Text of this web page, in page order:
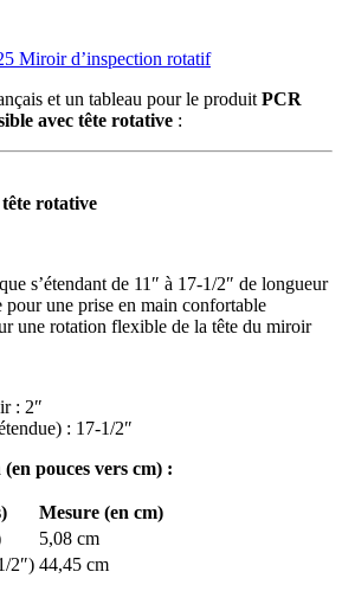
Miroir d’inspection rotatif
et un tableau pour le produit PCR
avec tête rotative :
rotative
s’étendant de 11″ à 17-1/2″ de longueur
une prise en main confortable
une rotation flexible de la tête du miroir
: 2″
: 17-1/2″
pouces vers cm) :
Mesure (en cm)
5,08 cm
2″) 44,45 cm